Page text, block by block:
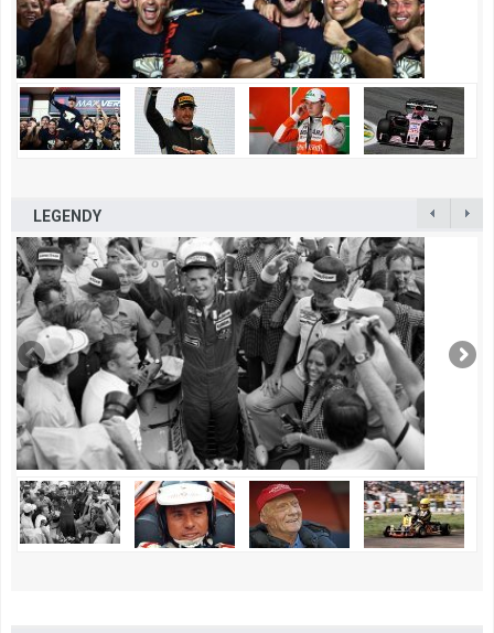
LEGENDY